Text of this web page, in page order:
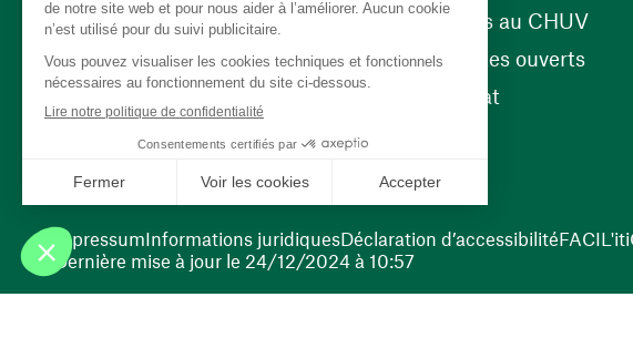
(ouvre une nouvelle fenêtre)
(ouvre une nouvelle fenêtre)
Carrières au CHUV
Nos postes ouverts
Bénévolat
Dernière mise à jour le 24/12/2024 à 10:57
ImpressumInformations juridiquesDéclaration d’accessibilitéFACIL'iti